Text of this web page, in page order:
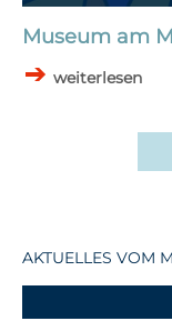
Museum am
weiterlesen
AKTUELLES VOM